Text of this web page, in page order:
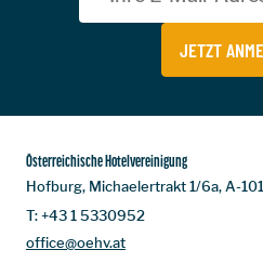
JETZT
Österreichische Hotelvereinigung
Hofburg, Michaelertrakt 1/6a, A-
T:+43 1 5330952
office@oehv.at